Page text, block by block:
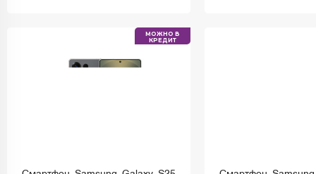
МОЖНО В
КРЕДИТ